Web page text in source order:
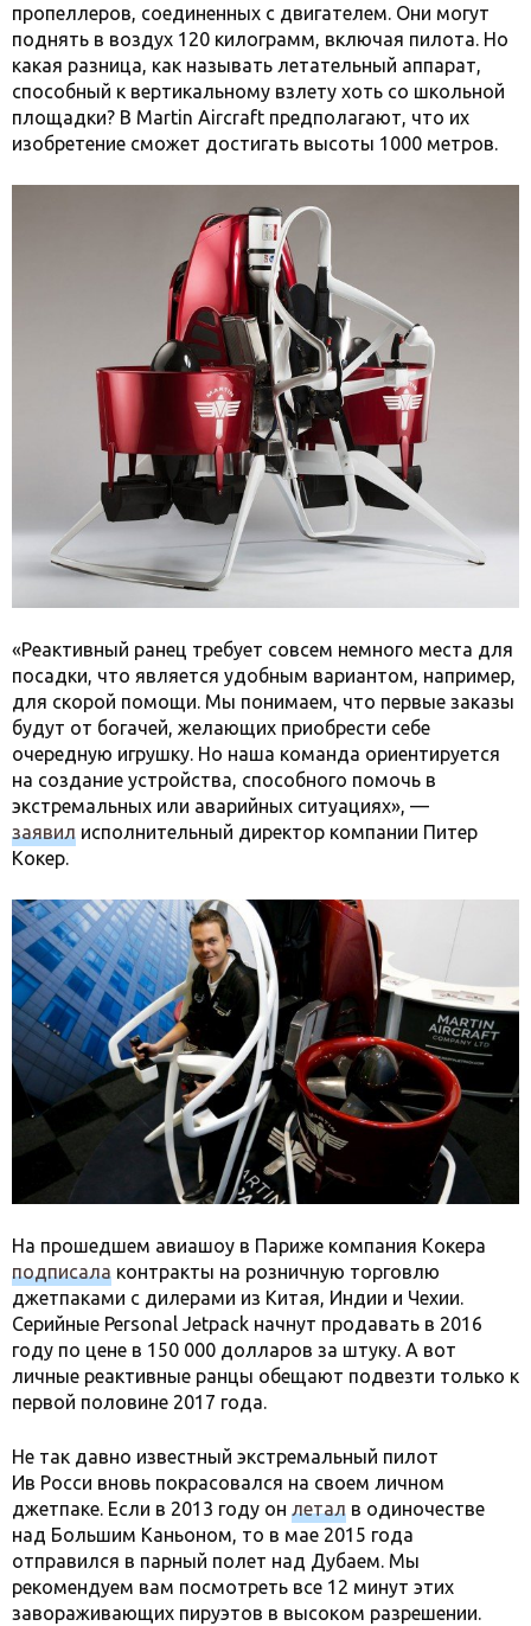
пропеллеров, соединенных с двигателем. Они могут
поднять в воздух 120 килограмм, включая пилота. Но
какая разница, как называть летательный аппарат,
способный к вертикальному взлету хоть со школьной
площадки? В Martin Aircraft предполагают, что их
изобретение сможет достигать высоты 1000 метров.
«Реактивный ранец требует совсем немного места для
посадки, что является удобным вариантом, например,
для скорой помощи. Мы понимаем, что первые заказы
будут от богачей, желающих приобрести себе
очередную игрушку. Но наша команда ориентируется
на создание устройства, способного помочь в
экстремальных или аварийных ситуациях», —
заявил исполнительный директор компании Питер
Кокер.
На прошедшем авиашоу в Париже компания Кокера
подписала контракты на розничную торговлю
джетпаками с дилерами из Китая, Индии и Чехии.
Серийные Personal Jetpack начнут продавать в 2016
году по цене в 150 000 долларов за штуку. А вот
личные реактивные ранцы обещают подвезти только к
первой половине 2017 года.
Не так давно известный экстремальный пилот
Ив Росси вновь покрасовался на своем личном
джетпаке. Если в 2013 году он летал в одиночестве
над Большим Каньоном, то в мае 2015 года
отправился в парный полет над Дубаем. Мы
рекомендуем вам посмотреть все 12 минут этих
завораживающих пируэтов в высоком разрешении.